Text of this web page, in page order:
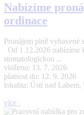
Nabízíme
ordinace
Pronájem plně vybavené
Od 1.12.2026 nabízíme
stomatologickou ...
vloženo: 13. 7. 2026
platnost do: 12. 9. 2026
lokalita: Ústí nad Labem,
více